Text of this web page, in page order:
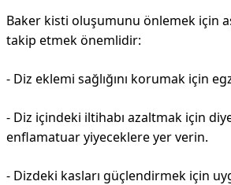
Baker kisti oluşumunu önlemek için
takip etmek önemlidir:
- Diz eklemi sağlığını korumak için
- Diz içindeki iltihabı azaltmak için
enflamatuar yiyeceklere yer verin.
- Dizdeki kasları güçlendirmek için